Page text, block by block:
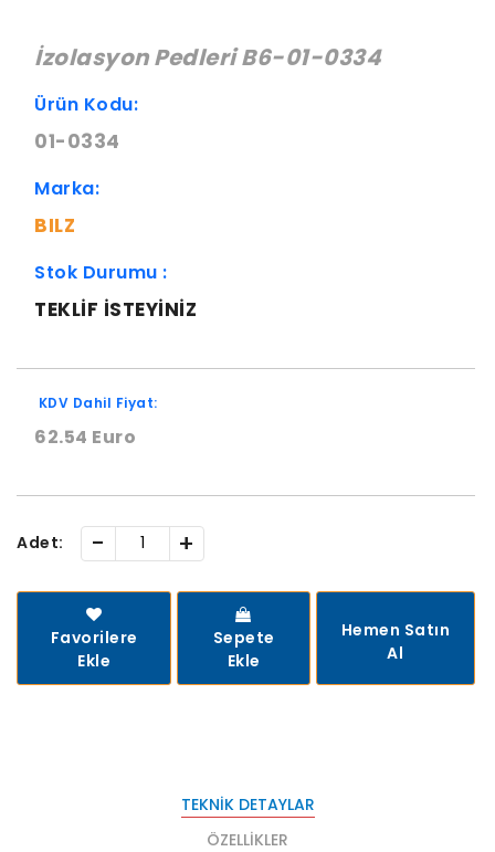
İzolasyon Pedleri B6-01-0334
Ürün Kodu:
01-0334
Marka:
BILZ
Stok Durumu :
TEKLIF ISTEYINIZ
KDV Dahil Fiyat:
62.54 Euro
Adet: - +
Favorilere
Ekle
Sepete
Ekle
Hemen Satın
Al
TEKNIK DETAYLAR
ÖZELLIKLER